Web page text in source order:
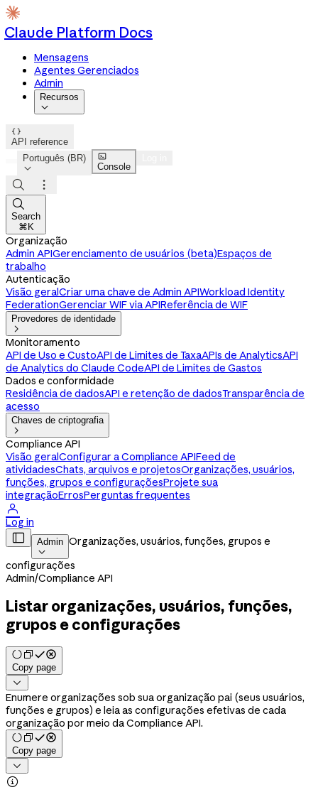
Claude Platform Docs
Mensagens
Agentes Gerenciados
Admin
Recursos


API reference
Português (BR)


Console



Search
⌘K
Organização
Admin APIGerenciamento de usuários (beta)Espaços de
trabalho
Autenticação
Visão geralCriar uma chave de Admin APIWorkload Identity
FederationGerenciar WIF via APIReferência de WIF
Provedores de identidade

Monitoramento
API de Uso e CustoAPI de Limites de TaxaAPIs de AnalyticsAPI
de Analytics do Claude CodeAPI de Limites de Gastos
Dados e conformidade
Residência de dadosAPI e retenção de dadosTransparência de
acesso
Chaves de criptografia

Compliance API
Visão geralConfigurar a Compliance APIFeed de
atividadesChats, arquivos e projetosOrganizações, usuários,
funções, grupos e configuraçõesProjete sua
integraçãoErrosPerguntas frequentes

Log in
 Admin

Organizações, usuários, funções, grupos e
configurações
Admin/Compliance API
Listar organizações, usuários, funções,
grupos e configurações
Copy page

Enumere organizações sob sua organização pai (seus usuários,
funções e grupos) e leia as configurações efetivas de cada
organização por meio da Compliance API.
Copy page

